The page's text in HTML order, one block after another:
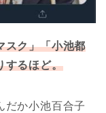
スク」「小池都
するほど。
だか小池百合子